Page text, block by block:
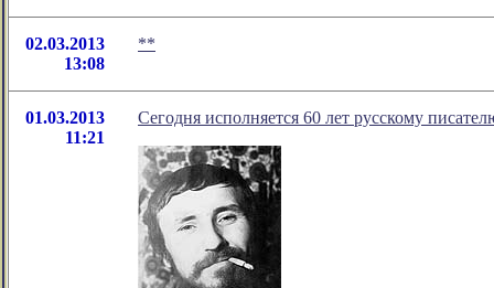
02.03.2013
13:08
**
01.03.2013
11:21
Сегодня исполняется 60 лет русскому